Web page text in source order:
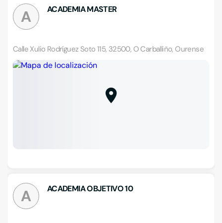
A ACADEMIA MASTER
Calle Xulio Rodríguez Soto 115, 32500, O Carballiño, Ourense
A ACADEMIA OBJETIVO 10